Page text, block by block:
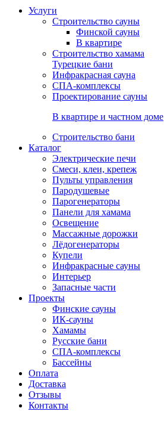
Услуги
Строительство сауны
Финской сауны
В квартире
Строительство хамама
Турецкие бани
Инфракрасная сауна
СПА-комплексы
Проектирование сауны
В квартире и частном доме
Строительство бани
Каталог
Электрические печи
Смеси, клеи, крепеж
Пульты управления
Пародушевые
Парогенераторы
Панели для хамама
Освещение
Массажные дорожки
Лёдогенераторы
Купели
Инфракрасные сауны
Интерьер
Запасные части
Проекты
Финские сауны
ИК-сауны
Хамамы
Русские бани
СПА-комплексы
Бассейны
Оплата
Доставка
Отзывы
Контакты